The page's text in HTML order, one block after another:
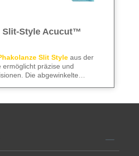
Slit-Style Acucut™
Slit Style aus der
ermöglicht präzise und
Die abgewinkelte
garantiert saubere,